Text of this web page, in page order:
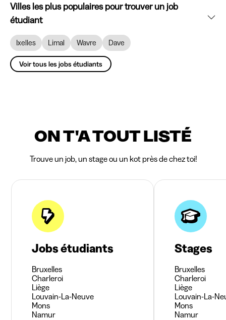
Villes les plus populaires pour trouver un job
étudiant
Ixelles Limal Wavre Dave
Voir tous les jobs étudiants
ON T'A TOUT LISTÉ
Trouve un job, un stage ou un kot près de chez toi!
Jobs étudiants
Bruxelles
Charleroi
Liège
Louvain-La-Neuve
Mons
Namur
Stages
Bruxelles
Charleroi
Liège
Louvain-La-
Mons
Namur